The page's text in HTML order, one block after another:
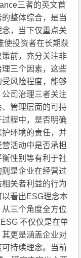
三者的英文首
整体综合，是当
，当下仅重点关
使投资者在长期获
前，充分关注非
三个因素，这些
风险程度，能够
司治理三者关注
管理层面的可持
程中，是否明确
环境的责任，并
活动中是否承担
性别等有利于社
是企业在经营过
关者利益的行为
看出ESG理念本
三个角度全方位
不仅仅是在单
更是涵盖企业对
持续理念。当前